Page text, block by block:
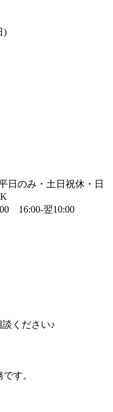
)
のみ・土日祝休・日
16:00-翌10:00
ください♪
す。